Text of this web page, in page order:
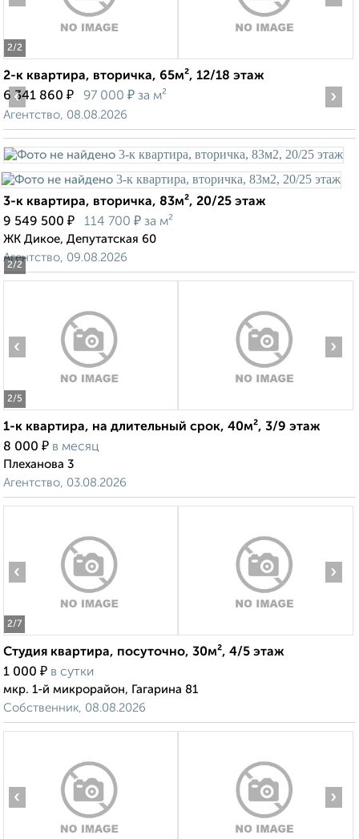
2/2
2-к квартира, вторичка, 65м², 12/18 этаж
6 341 860 ₽ 97 000 ₽ за м²
Агентство, 08.08.2026
2/2
‹ ›
3-к квартира, вторичка, 83м², 20/25 этаж
9 549 500 ₽ 114 700 ₽ за м²
ЖК Дикое, Депутатская 60
Агентство, 09.08.2026
2/5
‹ ›
1-к квартира, на длительный срок, 40м², 3/9 этаж
8 000 ₽ в месяц
Плеханова 3
Агентство, 03.08.2026
2/7
‹ ›
Студия квартира, посуточно, 30м², 4/5 этаж
1 000 ₽ в сутки
мкр. 1-й микрорайон, Гагарина 81
Собственник, 08.08.2026
‹ ›